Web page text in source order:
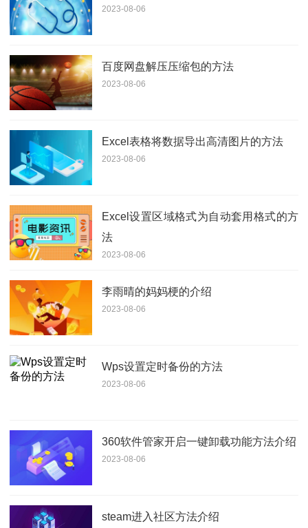
2023-08-06
百度网盘解压压缩包的方法
2023-08-06
Excel表格将数据导出高清图片的方法
2023-08-06
Excel设置区域格式为自动套用格式的方
法
2023-08-06
李雨晴的妈妈梗的介绍
2023-08-06
Wps设置定时备份的方法
2023-08-06
360软件管家开启一键卸载功能方法介绍
2023-08-06
steam进入社区方法介绍